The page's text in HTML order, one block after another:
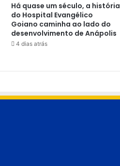
Há quase um século, a história
do Hospital Evangélico
Goiano caminha ao lado do
desenvolvimento de Anápolis
4 dias atrás